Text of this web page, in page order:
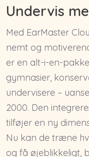
Undervis
Med EarMaster
nemt og
er en alt-i-en-
gymnasier,
undervisere –
2000. Den
tilføjer en ny
Nu kan de træne
og få øjeblikkeligt,